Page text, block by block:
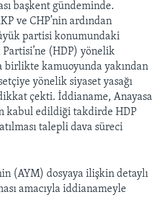
başkent gündeminde.
ve CHP’nin ardından
partisi konumundaki
(HDP) yönelik
birlikte kamuoyunda yakından
yönelik siyaset yasağı
çekti. İddianame, Anayasa
kabul edildiği takdirde HDP
talepli dava süreci
(AYM) dosyaya ilişkin detaylı
amacıyla iddianameyle